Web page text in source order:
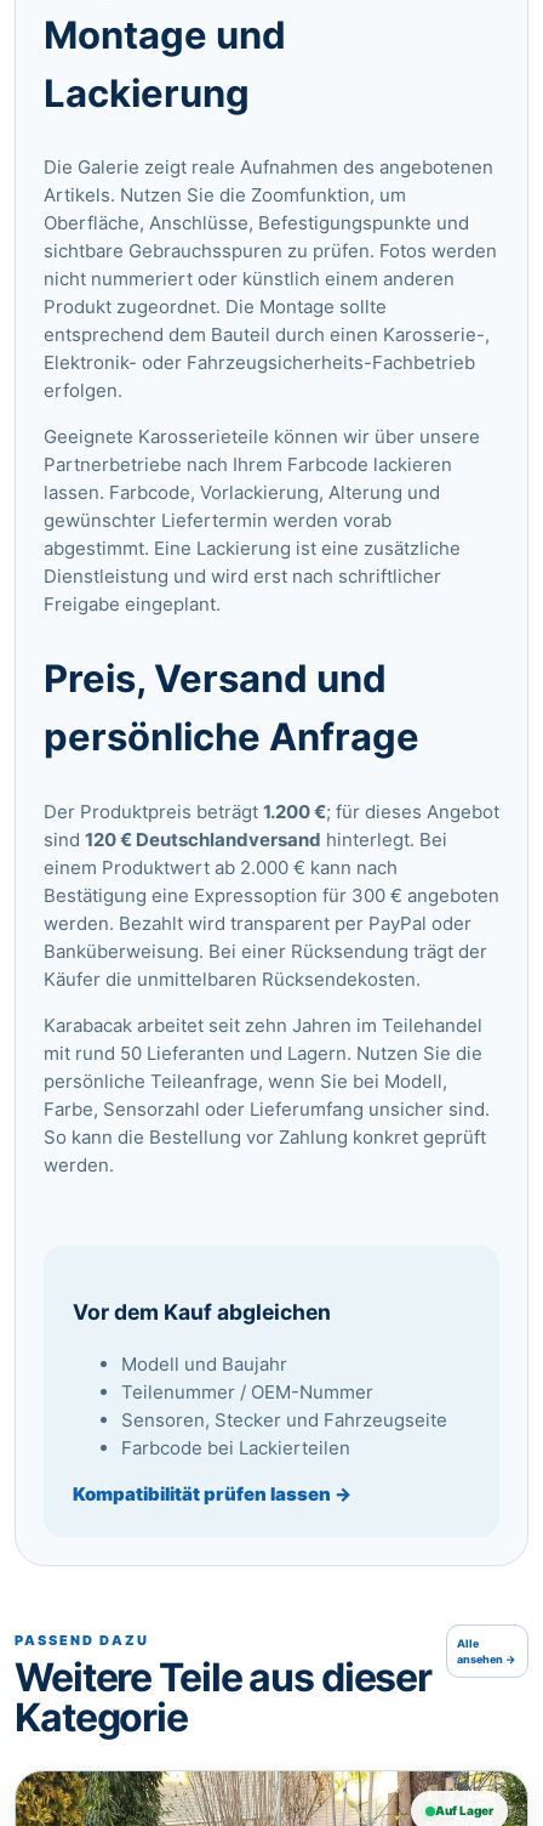
Montage und
Lackierung
Die Galerie zeigt reale Aufnahmen des angebotenen
Artikels. Nutzen Sie die Zoomfunktion, um
Oberfläche, Anschlüsse, Befestigungspunkte und
sichtbare Gebrauchsspuren zu prüfen. Fotos werden
nicht nummeriert oder künstlich einem anderen
Produkt zugeordnet. Die Montage sollte
entsprechend dem Bauteil durch einen Karosserie-,
Elektronik- oder Fahrzeugsicherheits-Fachbetrieb
erfolgen.
Geeignete Karosserieteile können wir über unsere
Partnerbetriebe nach Ihrem Farbcode lackieren
lassen. Farbcode, Vorlackierung, Alterung und
gewünschter Liefertermin werden vorab
abgestimmt. Eine Lackierung ist eine zusätzliche
Dienstleistung und wird erst nach schriftlicher
Freigabe eingeplant.
Preis, Versand und
persönliche Anfrage
Der Produktpreis beträgt 1.200 €; für dieses Angebot
sind 120 € Deutschlandversand hinterlegt. Bei
einem Produktwert ab 2.000 € kann nach
Bestätigung eine Expressoption für 300 € angeboten
werden. Bezahlt wird transparent per PayPal oder
Banküberweisung. Bei einer Rücksendung trägt der
Käufer die unmittelbaren Rücksendekosten.
Karabacak arbeitet seit zehn Jahren im Teilehandel
mit rund 50 Lieferanten und Lagern. Nutzen Sie die
persönliche Teileanfrage, wenn Sie bei Modell,
Farbe, Sensorzahl oder Lieferumfang unsicher sind.
So kann die Bestellung vor Zahlung konkret geprüft
werden.
Vor dem Kauf abgleichen
Modell und Baujahr
Teilenummer / OEM-Nummer
Sensoren, Stecker und Fahrzeugseite
Farbcode bei Lackierteilen
Kompatibilität prüfen lassen →
PASSEND DAZU
Weitere Teile aus dieser
Kategorie
Alle
ansehen →
Auf Lager